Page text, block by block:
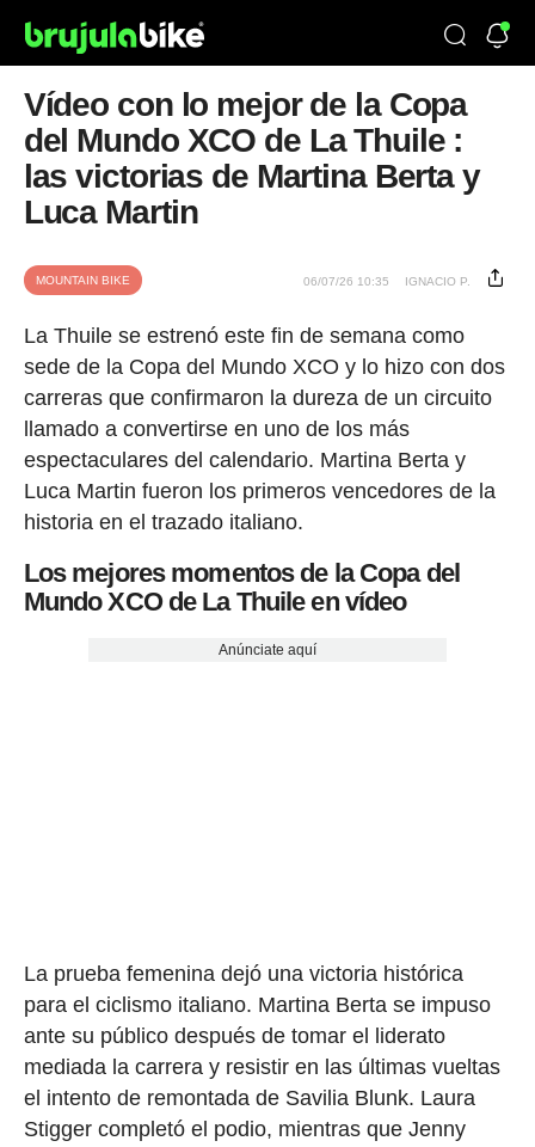
Vídeo con lo mejor de la Copa
del Mundo XCO de La Thuile :
las victorias de Martina Berta y
Luca Martin
MOUNTAIN BIKE 06/07/26 10:35 IGNACIO P.
La Thuile se estrenó este fin de semana como
sede de la Copa del Mundo XCO y lo hizo con dos
carreras que confirmaron la dureza de un circuito
llamado a convertirse en uno de los más
espectaculares del calendario. Martina Berta y
Luca Martin fueron los primeros vencedores de la
historia en el trazado italiano.
Los mejores momentos de la Copa del
Mundo XCO de La Thuile en vídeo
Anúnciate aquí
La prueba femenina dejó una victoria histórica
para el ciclismo italiano. Martina Berta se impuso
ante su público después de tomar el liderato
mediada la carrera y resistir en las últimas vueltas
el intento de remontada de Savilia Blunk. Laura
Stigger completó el podio, mientras que Jenny